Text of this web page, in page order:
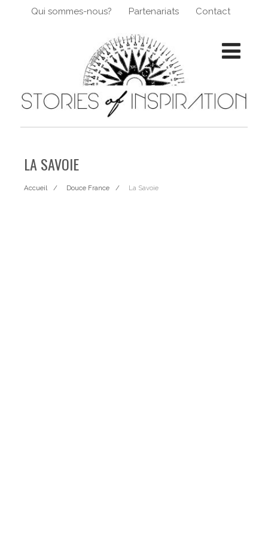
Qui sommes-nous? Partenariats Contact
LA SAVOIE
Accueil Douce France La Savoie